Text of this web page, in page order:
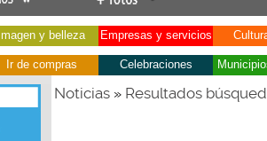
Imagen y belleza Empresas y servicios
Ir de compras Celebraciones
Noticias» Resultados